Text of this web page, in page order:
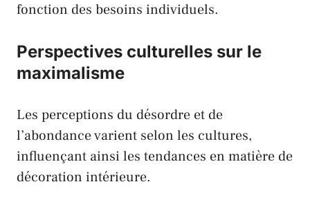
fonction des besoins individuels.
Perspectives culturelles sur le
maximalisme
Les perceptions du désordre et de
l’abondance varient selon les cultures,
influençant ainsi les tendances en matière de
décoration intérieure.